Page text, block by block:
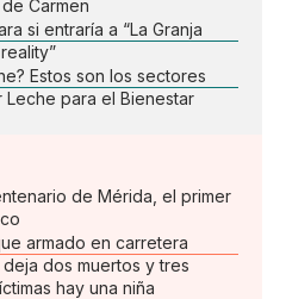
Carmen
si entraría a “La Granja
Estos son los sectores
para el Bienestar
de Mérida, el primer
armado en carretera
dos muertos y tres
hay una niña